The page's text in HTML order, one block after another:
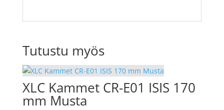
Tutustu myös
XLC Kammet CR-E01 ISIS 170
mm Musta